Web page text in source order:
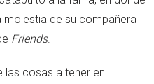
molestia de su compañera
Friends.
las cosas a tener en